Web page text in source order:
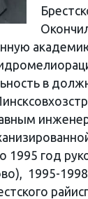
в
1995 год
1995-1998